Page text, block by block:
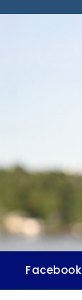
Facebook